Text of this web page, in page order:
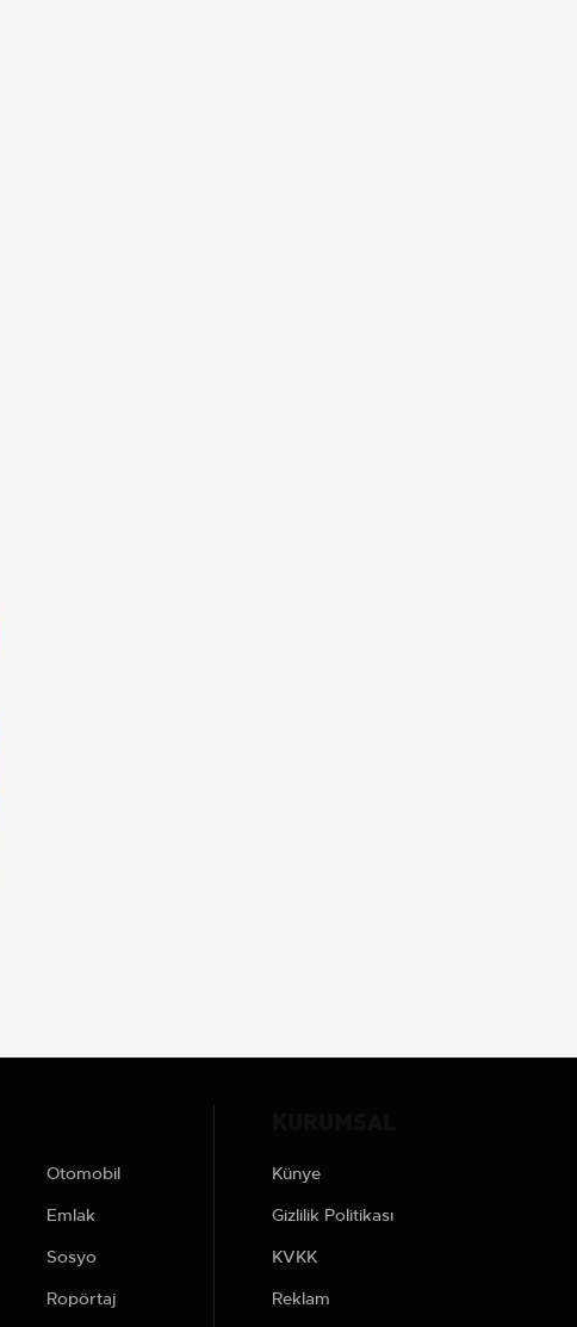
Otomobil
Emlak
Sosyo
Ropörtaj
Künye
Gizlilik Politikası
KVKK
Reklam